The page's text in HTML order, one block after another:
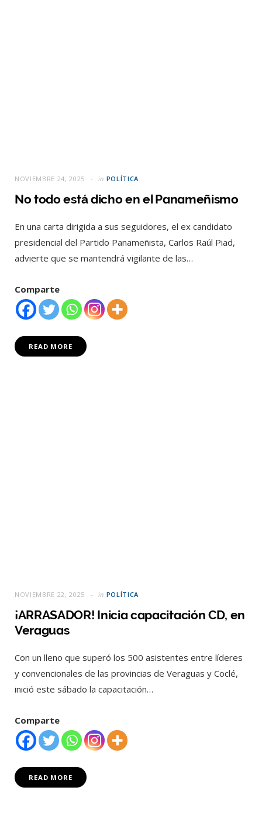
NOVIEMBRE 24, 2025 in POLÍTICA
No todo está dicho en el Panameñismo
En una carta dirigida a sus seguidores, el ex candidato
presidencial del Partido Panameñista, Carlos Raúl Piad,
advierte que se mantendrá vigilante de las…
Comparte
READ MORE
NOVIEMBRE 22, 2025 in POLÍTICA
¡ARRASADOR! Inicia capacitación CD, en
Veraguas
Con un lleno que superó los 500 asistentes entre líderes
y convencionales de las provincias de Veraguas y Coclé,
inició este sábado la capacitación…
Comparte
READ MORE